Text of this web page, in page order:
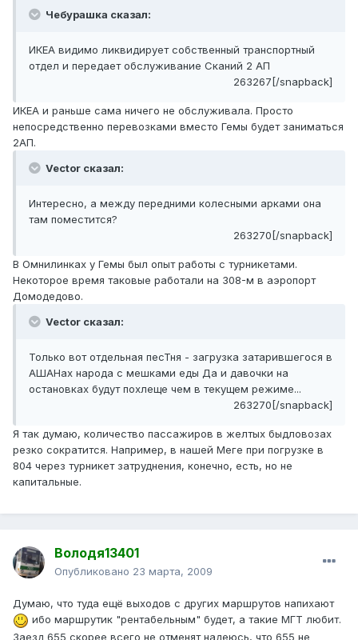
Чебурашка сказал:
ИКЕА видимо ликвидирует собственный транспортный
отдел и передает обслуживание Сканий 2 АП
263267[/snapback]
ИКЕА и раньше сама ничего не обслуживала. Просто
непосредственно перевозками вместо Гемы будет заниматься
2АП.
Vector сказал:
Интересно, а между передними колесными арками она
там поместится?
263270[/snapback]
В Омнилинках у Гемы был опыт работы с турникетами.
Некоторое время таковые работали на 308-м в аэропорт
Домодедово.
Vector сказал:
Только вот отдельная песТня - загрузка затарившегося в
АШАНах народа с мешками еды Да и давочки на
остановках будут похлеще чем в текущем режиме...
263270[/snapback]
Я так думаю, количество пассажиров в желтых быдловозах
резко сократится. Например, в нашей Меге при погрузке в
804 через турникет затруднения, конечно, есть, но не
капитальные.
Володя13401
Опубликовано 23 марта, 2009
Думаю, что туда ещё выходов с других маршрутов напихают
ибо маршрутик "рентабельным" будет, а такие МГТ любит.
Заезд 655 скорее всего не отменят надеюсь, что 655 не